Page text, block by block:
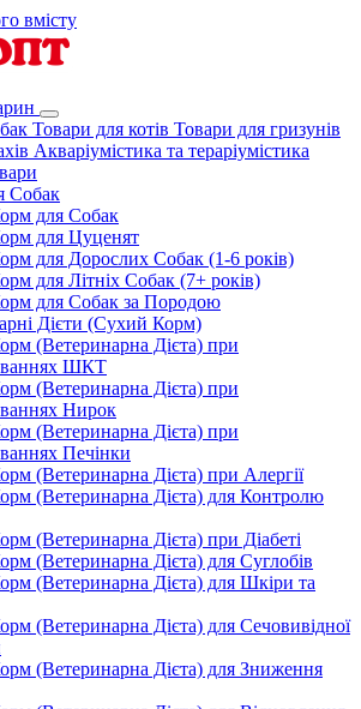
вмісту
Товари для котів Товари для гризунів
Акваріумістика та тераріумістика
Собак
для Собак
для Цуценят
для Дорослих Собак (1-6 років)
для Літніх Собак (7+ років)
для Собак за Породою
Дієти (Сухий Корм)
(Ветеринарна Дієта) при
ШКТ
(Ветеринарна Дієта) при
Нирок
(Ветеринарна Дієта) при
Печінки
(Ветеринарна Дієта) при Алергії
(Ветеринарна Дієта) для Контролю
(Ветеринарна Дієта) при Діабеті
(Ветеринарна Дієта) для Суглобів
(Ветеринарна Дієта) для Шкіри та
(Ветеринарна Дієта) для Сечовивідної
(Ветеринарна Дієта) для Зниження